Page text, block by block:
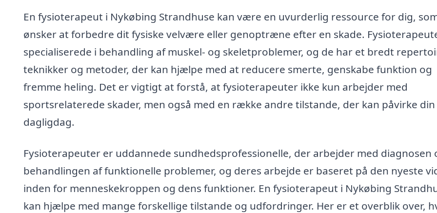
En fysioterapeut i Nykøbing Strandhuse kan være en uvurderlig ressource for dig,
ønsker at forbedre dit fysiske velvære eller genoptræne efter en skade.
specialiserede i behandling af muskel- og skeletproblemer, og de har et bredt
teknikker og metoder, der kan hjælpe med at reducere smerte, genskabe funktion og
fremme heling. Det er vigtigt at forstå, at fysioterapeuter ikke kun arbejder med
sportsrelaterede skader, men også med en række andre tilstande, der kan påvirke din
dagligdag.
Fysioterapeuter er uddannede sundhedsprofessionelle, der arbejder med diagnosen
behandlingen af funktionelle problemer, og deres arbejde er baseret på den nyeste
inden for menneskekroppen og dens funktioner. En fysioterapeut i Nykøbing
kan hjælpe med mange forskellige tilstande og udfordringer. Her er et overblik over,